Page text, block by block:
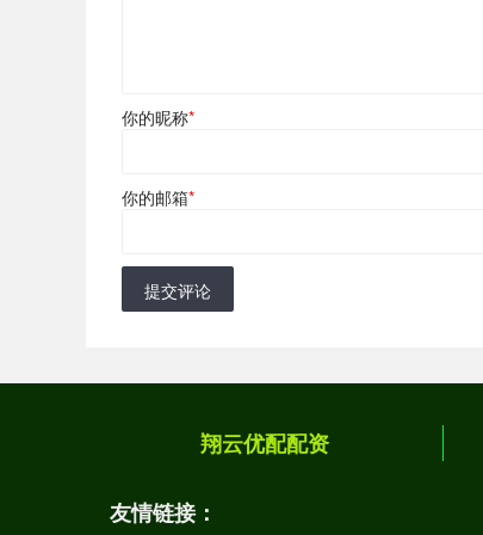
你的昵称*
你的邮箱*
提交评论
翔云优配配资
友情链接：